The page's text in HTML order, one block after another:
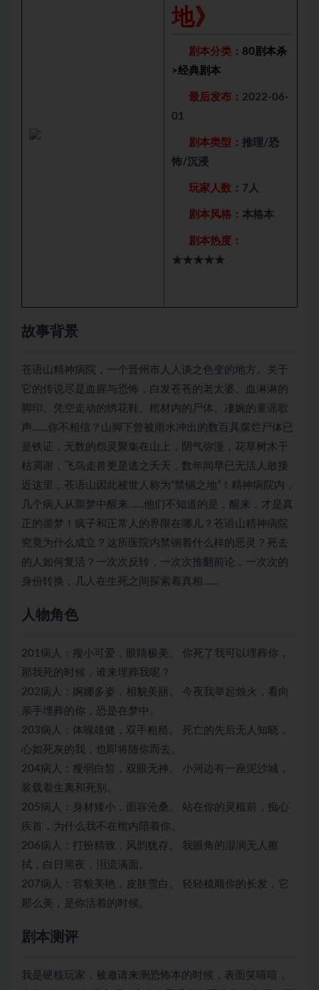
地》
剧本分类： 80剧本杀
>经典剧本
最后发布： 2022-06-
01
剧本类型： 推理/恐
怖/沉浸
玩家人数： 7人
剧本风格： 本格本
剧本热度：
★★★★★
故事背景
苍语山精神病院，一个晋州市人人谈之色变的地方。关于
它的传说尽是血腥与恐怖，白发苍苍的老太婆、血淋淋的
脚印、凭空走动的绣花鞋、棺材内的尸体、凄婉的童谣歌
声……你不相信？山脚下曾被雨水冲出的数百具腐烂尸体已
是铁证，无数的怨灵聚集在山上，阴气弥漫，花草树木干
枯凋谢，飞鸟走兽更是逃之夭夭，数年间早已无活人敢接
近这里，苍语山因此被世人称为“禁锢之地”！精神病院内，
几个病人从噩梦中醒来……他们不知道的是，醒来，才是真
正的噩梦！疯子和正常人的界限在哪儿？苍语山精神病院
究竟为什么成立？这所医院内禁锢着什么样的恶灵？死去
的人如何复活？一次次反转，一次次推翻前论，一次次的
身份转换，几人在生死之间探索着真相……
人物角色
201病人：瘦小可爱，眼睛极美。 你死了我可以埋葬你，
那我死的时候，谁来埋葬我呢？
202病人：婀娜多姿，相貌美丽。 今夜我举起烛火，看向
亲手埋葬的你，恐是在梦中。
203病人：体魄雄健，双手粗糙。 死亡的先后无人知晓，
心如死灰的我，也即将随你而去。
204病人：瘦弱白皙，双眼无神。 小河边有一座泥沙城，
装载着生离和死别。
205病人：身材矮小，面容沧桑。 站在你的灵柩前，痴心
疾首，为什么我不在棺内陪着你。
206病人：打扮精致，风韵犹存。 我眼角的湿润无人擦
拭，白日黑夜，泪流满面。
207病人：容貌美艳，皮肤雪白。 轻轻梳顺你的长发，它
那么美，是你活着的时候。
剧本测评
我是硬核玩家，被邀请来测 恐怖本的时候，表面笑嘻嘻，